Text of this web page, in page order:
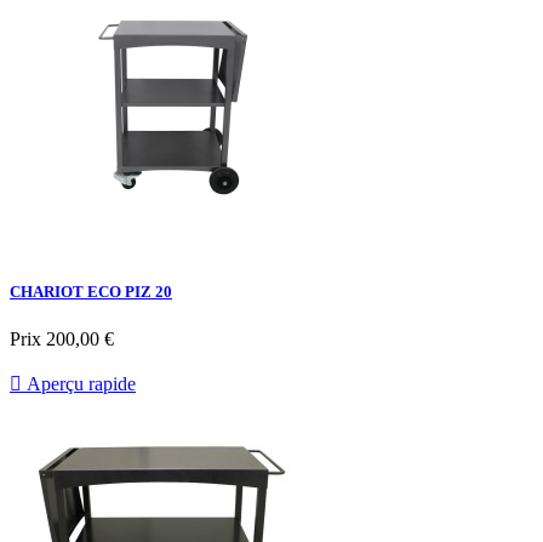
CHARIOT ECO PIZ 20
Prix 200,00 €
 Aperçu rapide